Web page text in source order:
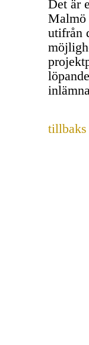
Det är
Malmö
utifrån